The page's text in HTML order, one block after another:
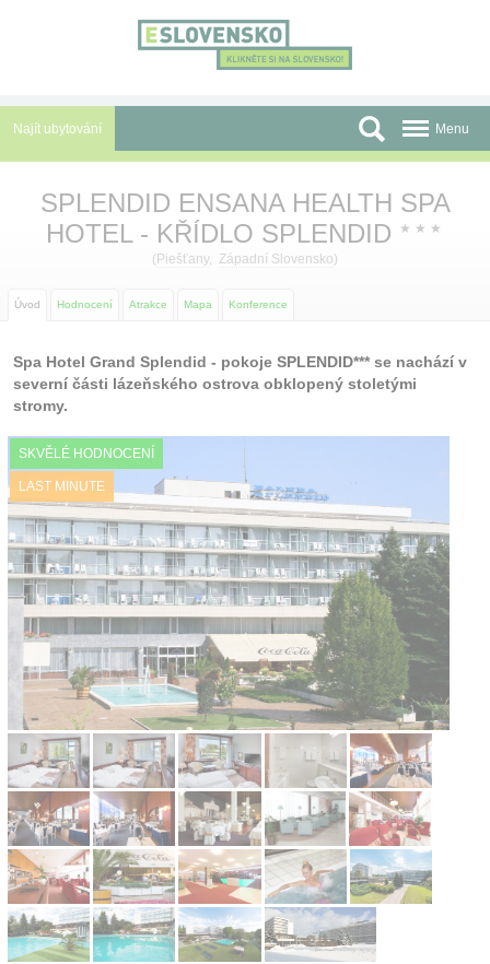
Najít ubytování
Slevy a Last Minute
Před cestou
Atrakce
O nás
Menu
SPLENDID ENSANA HEALTH SPA
HOTEL - KŘÍDLO SPLENDID
★ ★ ★
( Piešťany, Západní Slovensko)
Úvod Hodnocení Atrakce Mapa Konference
Spa Hotel Grand Splendid - pokoje SPLENDID*** se nachází v
severní části lázeňského ostrova obklopený stoletými
stromy.
SKVĚLÉ HODNOCENÍ
LAST MINUTE